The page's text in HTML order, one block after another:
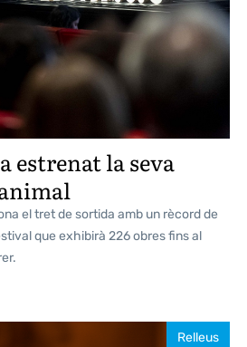
estrenat la seva
el tret de sortida amb un rècord de
que exhibirà 226 obres fins al
Relleus